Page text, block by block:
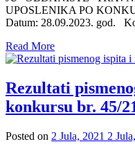
UPOSLENIKA PO
Datum: 28.09.2023. god.
Read More
Rezultati
konkursu br. 45/
Posted on 2 Jula, 2021 2